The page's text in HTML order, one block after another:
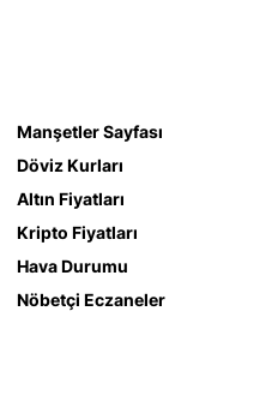
Manşetler Sayfası
Döviz Kurları
Altın Fiyatları
Kripto Fiyatları
Hava Durumu
Nöbetçi Eczaneler